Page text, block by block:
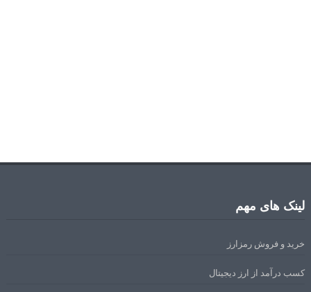
لینک های مهم
خرید و فروش رمزارز
کسب درآمد از ارز دیجیتال